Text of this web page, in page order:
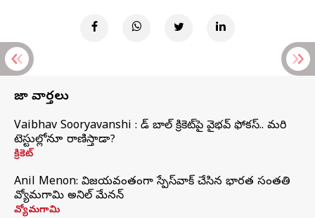
తాజా వార్తలు
Vaibhav Sooryavanshi : రెడ్ బాల్ క్రికెట్‌పై వైభవ్ ఫోకస్.. మరి
టెస్టుల్లోనూ రాణిస్తాడా?
క్రికెట్
Anil Menon: విజయవంతంగా స్పేస్‌వాక్‌ చేసిన భారత సంతతి
వ్యోమగామి అనిల్‌ మేనన్
వ్యోమగామి